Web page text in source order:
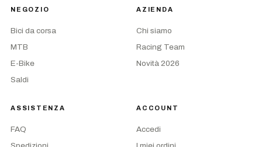
NEGOZIO
Bici da corsa
MTB
E-Bike
Saldi
AZIENDA
Chi siamo
Racing Team
Novità 2026
ASSISTENZA
FAQ
ACCOUNT
Accedi